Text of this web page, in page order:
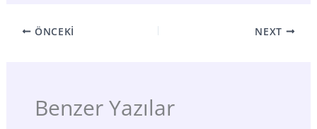
ÖNCEKI NEXT
Benzer Yazılar